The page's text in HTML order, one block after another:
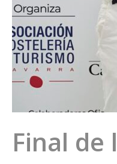
Final de